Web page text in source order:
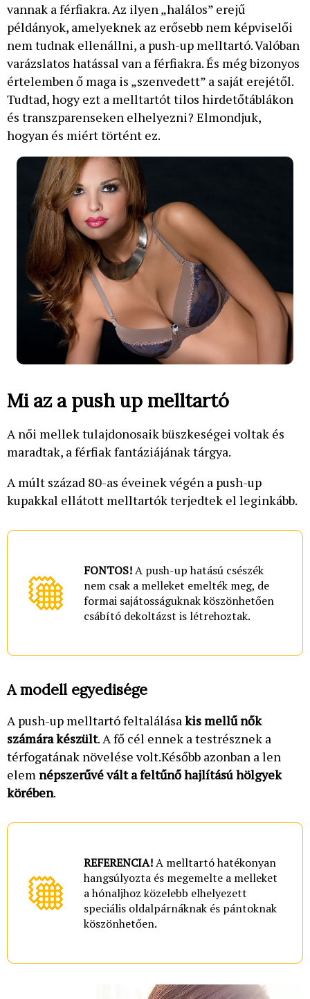
vannak a férfiakra. Az ilyen „halálos” erejű
példányok, amelyeknek az erősebb nem képviselői
nem tudnak ellenállni, a push-up melltartó. Valóban
varázslatos hatással van a férfiakra. És még bizonyos
értelemben ő maga is „szenvedett” a saját erejétől.
Tudtad, hogy ezt a melltartót tilos hirdetőtáblákon
és transzparenseken elhelyezni? Elmondjuk,
hogyan és miért történt ez.
Mi az a push up melltartó
A női mellek tulajdonosaik büszkeségei voltak és
maradtak, a férfiak fantáziájának tárgya.
A múlt század 80-as éveinek végén a push-up
kupakkal ellátott melltartók terjedtek el leginkább.
FONTOS!A push-up hatású csészék
nem csak a melleket emelték meg, de
formai sajátosságuknak köszönhetően
csábító dekoltázst is létrehoztak.
A modell egyedisége
A push-up melltartó feltalálásakis mellű nők
számára készült. A fő cél ennek a testrésznek a
térfogatának növelése volt.Később azonban a len
elemnépszerűvé vált a feltűnő hajlítású hölgyek
körében.
REFERENCIA!A melltartó hatékonyan
hangsúlyozta és megemelte a melleket
a hónaljhoz közelebb elhelyezett
speciális oldalpárnáknak és pántoknak
köszönhetően.